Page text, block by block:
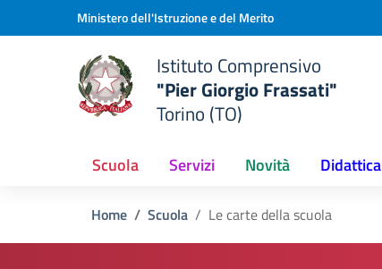
Vai ai contenuti
Vai al menu di navigazioneMinistero dell'Istruzione e del Merito
Istituto Comprensivo
"Pier Giorgio Frassati"
Torino (TO)
Scuola Servizi Novità Didattica
Home Scuola Le carte della scuola